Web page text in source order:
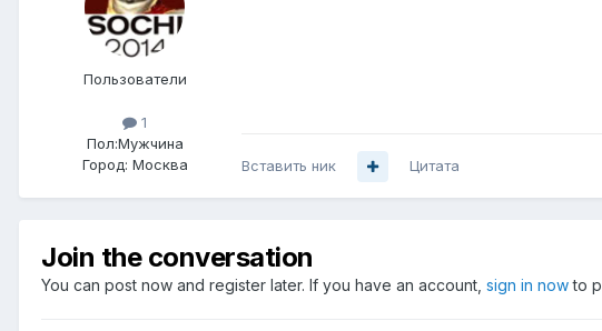
Пользователи
1
Пол:Мужчина
Город: Москва Вставить ник Цитата
Join the conversation
You can post now and register later. If you have an account, sign in nowto